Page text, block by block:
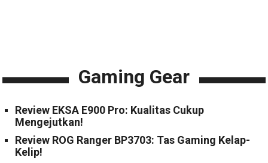
Gaming Gear
Review EKSA E900 Pro: Kualitas Cukup
Mengejutkan!
Review ROG Ranger BP3703: Tas Gaming Kelap-
Kelip!